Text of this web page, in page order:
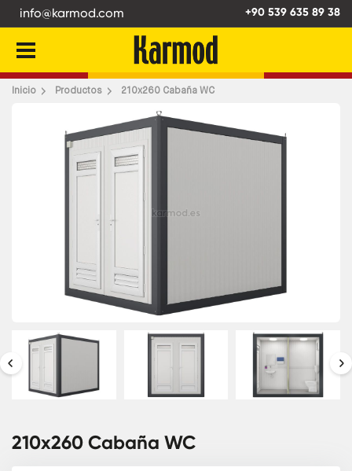
info@karmod.com +90 539 635 89 38
Inicio Productos 210x260 Cabaña WC
210x260 Cabaña WC